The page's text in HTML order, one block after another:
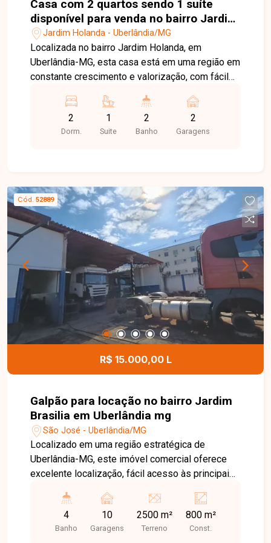
Casa com 2 quartos sendo 1 suíte
disponível para venda no bairro Jardim
Holanda em Uberlândia-MG
Jardim Holanda - Uberlândia/MG
Localizada no bairro Jardim Holanda, em
Uberlândia-MG, esta casa está em uma região em
constante crescimento e valorização, com fácil
supermercados, escolas, farmácias, comércios e
diversos serviços, proporcionando praticidade,
conforto e qualidade de vida para toda a família.
social, cozinha, área de serviço e 02 vagas de
garagem. O projeto foi desenvolvido para
oferecer ambientes bem distribuídos, funcionais
e confortáveis, ideais para o dia a dia. O imóvel
encontra-se em fase de construção. As fotos
apresentadas são de uma casa com o mesmo
projeto, já vendida, servindo como referência do
padrão de acabamento. Esta é uma excelente
oportunidade para adquirir um imóvel novo em
uma localização privilegiada. Agende uma visita e
saiba mais sobre este empreendimento.
2
Dorm.
1
Suite
2
Banho
2
Garagens
Cód. 52889
R$ 15.000,00 L
Galpão para locação no bairro Jardim
Brasilia em Uberlândia mg
São José - Uberlândia/MG
Localizado em uma região estratégica de
Uberlândia-MG, este imóvel comercial oferece
excelente localização, fácil acesso às principais
que necessitam de amplo espaço operacional. A
posição privilegiada, com acesso por duas ruas,
proporciona mais praticidade para logística,
4
Banho
10
Garagens
2500 m²
Terreno
800 m²
Const.